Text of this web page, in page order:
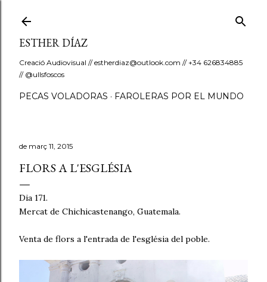
ESTHER DÍAZ
Creació Audiovisual // estherdiaz@outlook.com // +34 626834885
// @ullsfoscos
PECAS VOLADORAS FAROLERAS POR EL MUNDO
de març 11, 2015
FLORS A L'ESGLÉSIA
Dia 171.
Mercat de Chichicastenango, Guatemala.
Venta de flors a l'entrada de l'església del poble.